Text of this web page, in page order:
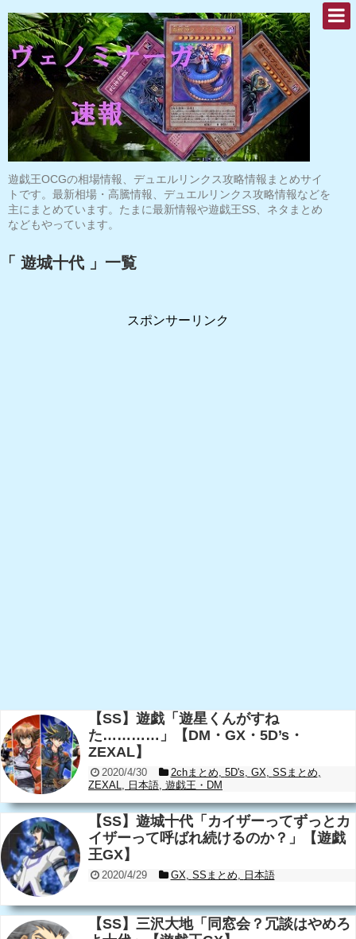
遊戯王OCGの相場情報、デュエルリンクス攻略情報まとめサイ
トです。最新相場・高騰情報、デュエルリンクス攻略情報などを
主にまとめています。たまに最新情報や遊戯王SS、ネタまとめ
などもやっています。
「 遊城十代 」一覧
スポンサーリンク
【SS】遊戯「遊星くんがすね
た…………」【DM・GX・5D’s・
ZEXAL】
2020/4/30 2chまとめ, 5D's, GX, SSまとめ,
ZEXAL, 日本語, 遊戯王・DM
【SS】遊城十代「カイザーってずっとカ
イザーって呼ばれ続けるのか？」【遊戯
王GX】
2020/4/29 GX, SSまとめ, 日本語
【SS】三沢大地「同窓会？冗談はやめろ